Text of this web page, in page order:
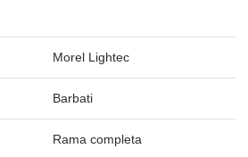
Morel Lightec
Barbati
Rama completa